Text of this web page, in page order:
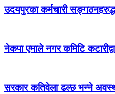
उदयपुरका कर्मचारी
नेकपा एमाले नगर कमिटि
सरकार कतिवेला ढल्छ भन्ने